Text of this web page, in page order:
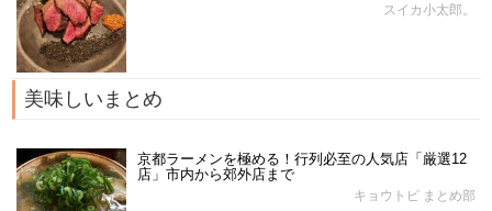
スイカ小太郎。
美味しいまとめ
京都ラーメンを極める！行列必至の人気店「厳選12
店」市内から郊外店まで
キョウトピ まとめ部